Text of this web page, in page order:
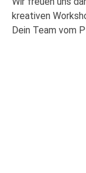
kreativen
Dein Team vom